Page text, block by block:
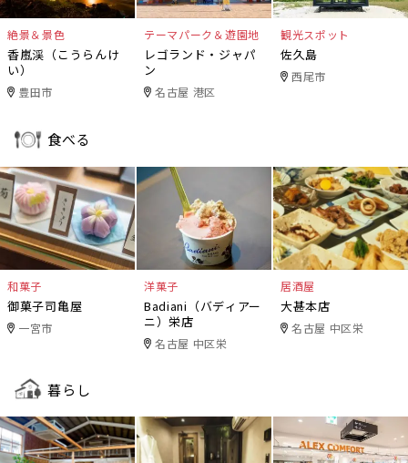
絶景＆景色
香嵐渓（こうらんけ
い）
豊田市
テーマパーク＆遊園地
レゴランド・ジャパ
ン
名古屋 港区
観光スポット
佐久島
西尾市
食べる
和菓子
御菓子司亀屋
一宮市
洋菓子
Badiani（バディアー
ニ）栄店
名古屋 中区栄
居酒屋
大甚本店
名古屋 中区栄
暮らし